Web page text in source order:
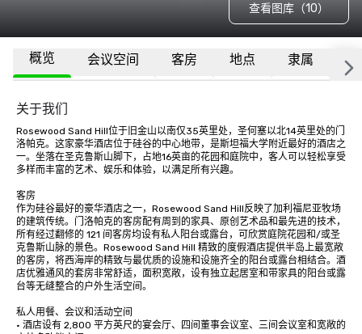
查看图库（10）
概览 会议空间 客房 地点 隶属 更
关于我们
Rosewood Sand Hill位于旧金山以南仅35英里处，圣何塞以北14英里处的门
洛帕克。这家豪华酒店位于硅谷的中心地带，是斯坦福大学附近最好的酒店之
一。坐落在圣克鲁斯山脚下，占地16英亩的花园和庭院中，客人可以轻松享受
多样而丰富的艺术、娱乐和体验，以满足所有兴趣。
客房
作为硅谷最好的豪华酒店之一，Rosewood Sand Hill反映了加利福尼亚牧场
的建筑传统。门洛帕克的客房配有周到的家具、原创艺术品和最先进的技术，
所有经过翻修的 121 间客房均设有私人阳台或露台，可欣赏庭院花园和/或圣
克鲁斯山脉的景色。Rosewood Sand Hill 精致的度假酒店提供半岛上最宽敞
的客房，将西海岸的精致与最优质的设施和设施齐全的阳台或露台相结合。酒
店优雅通风的套房非常舒适，面积宽敞，设有独立起居室和带家具的阳台或露
台等无缝整合的户外生活空间。
私人用餐、会议和活动空间
· 酒店设有 2,800 平方英尺的宴会厅、四间董事会议室、三间会议室和宽敞的